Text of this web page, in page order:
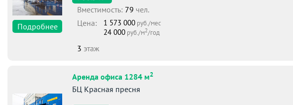
Подробнее
Вместимоcть: 79 чел.
Цена:
1 573 000 руб./мес
24 000 руб./м2/год
3 этаж
Аренда офиса 1284 м2
БЦ Красная пресня